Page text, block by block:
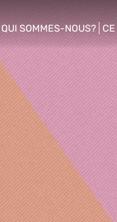
QUI SOMMES-NOUS?
show/hide sub menu